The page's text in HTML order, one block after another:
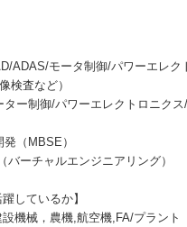
ADAS/モータ制御/パワーエレク
検査など）
ター制御/パワーエレクトロニク
（MBSE）
バーチャルエンジニアリング）
しているか】
機械，農機,航空機,FA/プラント